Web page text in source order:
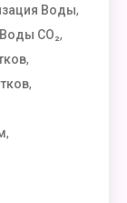
Воды,
CO₂,
,
,
,